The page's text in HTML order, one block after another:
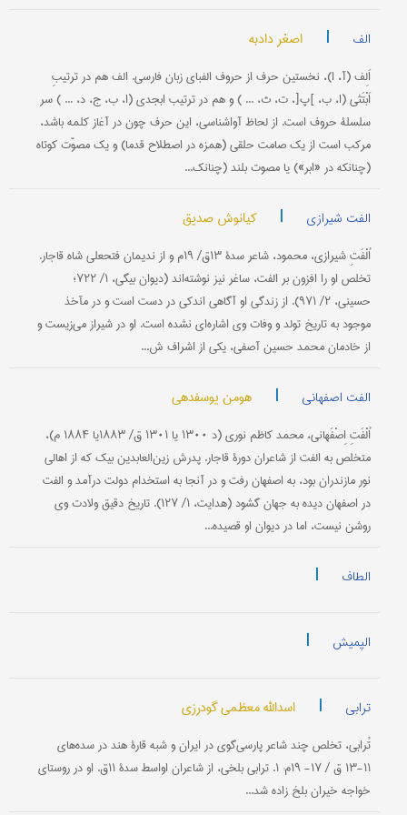
الف | اصغر دادبه
اَلِف (آ، ا)، نخستین حرف از حروف الفبای زبان فارسی. الف هم در ترتیبِ
اَبْتَثی (ا، ب، ]پ[، ت، ث، ... ) و هم در ترتیب ابجدی (ا، ب، ج، د، ... ) سر
سلسلۀ حروف است. از لحاظ آواشناسی، این حرف چون در آغاز كلمه باشد،
مركب است از یك صامت حلقی (همزه در اصطلاح قدما) و یك مصوّت كوتاه
(چنانکه در «ابر») یا مصوت بلند (چنانک...
الفت شیرازی | کیانوش صدیق
اُلْفَتِ شیرازی، محمود، شاعر سدۀ ۱۳ق/ ۱۹م و از ندیمان فتحعلی شاه قاجار.
تخلص او را افزون بر الفت، ساغر نیز نوشته‌اند (دیوان بیگی، ۱/ ۷۲۲؛
حسینی، ۲/ ۹۷۱). از زندگی او آگاهی اندکی در دست است و در مآخذ
موجود به تاریخ تولد و وفات وی اشاره‌ای نشده است. او در شیراز می‌زیست و
از خادمان محمد حسین آصفی، یکی از اشراف ش...
الفت اصفهانی | هومن یوسفدهی
اُلْفَتِ اِصْفَهانی، محمد کاظم نوری (د ۱۳۰۰ یا ۱۳۰۱ ق/ ۱۸۸۳یا ۱۸۸۴ م)،
متخلص به الفت از شاعران دورۀ قاجار. پدرش زین‌العابدین بیک که از اهالی
نور مازندران بود، به اصفهان رفت و در آنجا به استخدام دولت درآمد و الفت
در اصفهان دیده به جهان گشود (هدایت، ۱/ ۱۲۷). تاریخ دقیق ولادت وی
روشن نیست، اما در دیوان او قصیده‌...
الطاف |
الپمیش |
ترابی | اسدالله معظمی گودرزی
تُرابی، تخلص چند شاعر پارسی‌گوی در ایران و شبه قارۀ هند در سده‌های
۱۱-۱۳ ق / ۱۷- ۱۹م: ۱. ترابی بلخی، از شاعران اواسط سدۀ ۱۱ق. او در روستای
خواجه خیران بلخ زاده شد...